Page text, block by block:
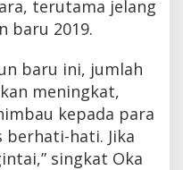
terutama jelang
baru 2019.
baru ini, jumlah
meningkat,
kepada para
hati. Jika
singkat Oka